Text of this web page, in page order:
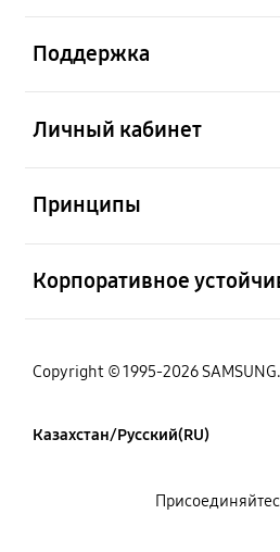
Поддержка
Личный кабинет
Принципы
Корпоративное
Copyright © 1995-2026
Казахстан/Русский(RU)